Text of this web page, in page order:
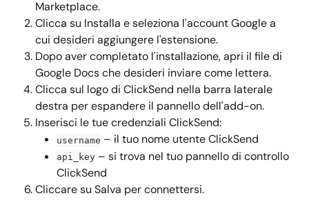
Marketplace.
Clicca su Installa e seleziona l'account Google a
cui desideri aggiungere l'estensione.
Dopo aver completato l'installazione, apri il file di
Google Docs che desideri inviare come lettera.
Clicca sul logo di ClickSend nella barra laterale
destra per espandere il pannello dell'add-on.
Inserisci le tue credenziali ClickSend:
username – il tuo nome utente ClickSend
api_key – si trova nel tuo pannello di controllo
ClickSend
Cliccare su Salva per connettersi.